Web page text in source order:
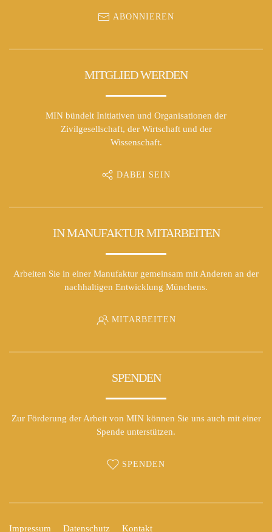
ABONNIEREN
MITGLIED WERDEN
MIN bündelt Initiativen und Organisationen der
Zivilgesellschaft, der Wirtschaft und der
Wissenschaft.
DABEI SEIN
IN MANUFAKTUR MITARBEITEN
Arbeiten Sie in einer Manufaktur gemeinsam mit Anderen an der
nachhaltigen Entwicklung Münchens.
MITARBEITEN
SPENDEN
Zur Förderung der Arbeit von MIN können Sie uns auch mit einer
Spende unterstützen.
SPENDEN
Impressum Datenschutz Kontakt